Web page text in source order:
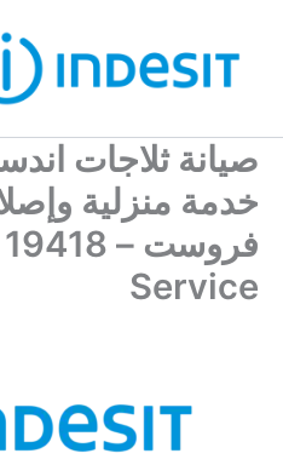
صيانة ثلاجات
خدمة منزلية
Service